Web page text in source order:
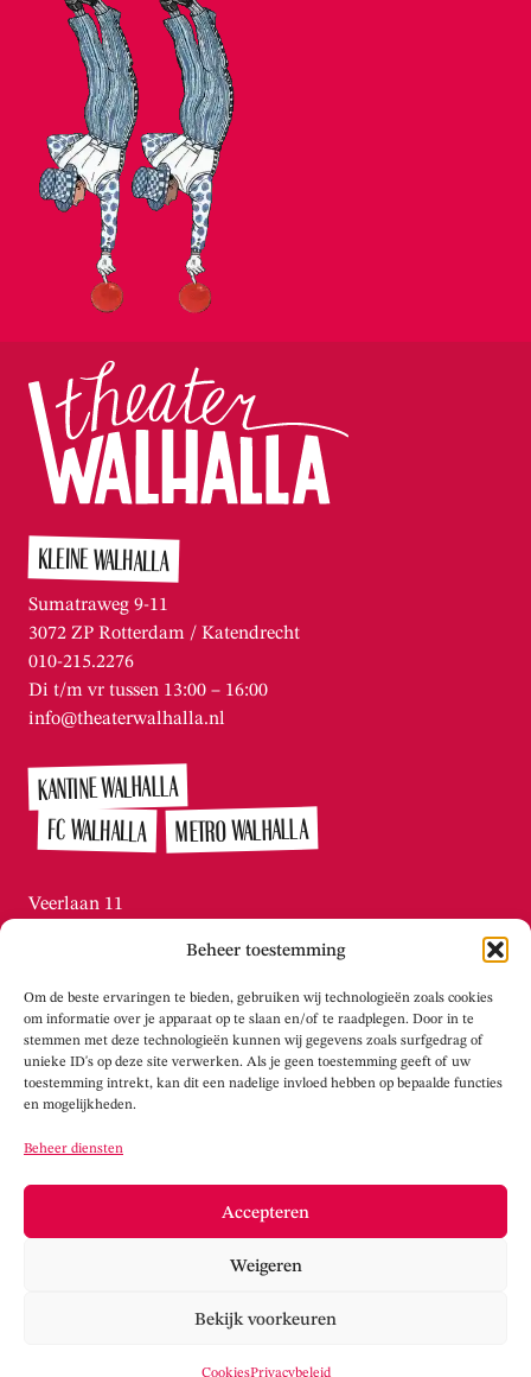
Beheer toestemming
Om de beste ervaringen te bieden, gebruiken wij technologieën zoals cookies
om informatie over je apparaat op te slaan en/of te raadplegen. Door in te
stemmen met deze technologieën kunnen wij gegevens zoals surfgedrag of
unieke ID's op deze site verwerken. Als je geen toestemming geeft of uw
toestemming intrekt, kan dit een nadelige invloed hebben op bepaalde functies
en mogelijkheden.
Beheer diensten
Accepteren
Weigeren
Bekijk voorkeuren
CookiesPrivacybeleid
KLEINE WALHALLA
Sumatraweg 9-11
3072 ZP Rotterdam / Katendrecht
010-215.2276
Di t/m vr tussen 13:00 – 16:00
info@theaterwalhalla.nl
KANTINE WALHALLA
FC WALHALLA METRO WALHALLA
Veerlaan 11
Di t/m vr tussen 13:00 – 16:00
info@theaterwalhalla.nl
WERKPLAATS WALHALLA
3072 LS Rotterdam / Katendrecht
info@werkplaatswalhalla.nl
www.werkplaatswalhalla.nl
Privacy